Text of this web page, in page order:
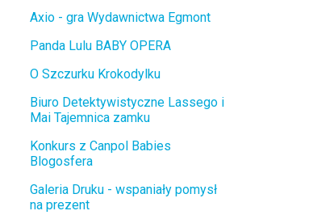
Axio - gra Wydawnictwa Egmont
Panda Lulu BABY OPERA
O Szczurku Krokodylku
Biuro Detektywistyczne Lassego i
Mai Tajemnica zamku
Konkurs z Canpol Babies
Blogosfera
Galeria Druku - wspaniały pomysł
na prezent